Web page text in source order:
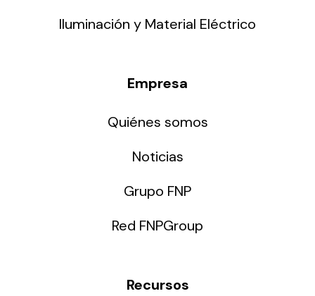
Iluminación y Material Eléctrico
Empresa
Quiénes somos
Noticias
Grupo FNP
Red FNPGroup
Recursos